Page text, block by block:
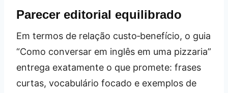
Parecer editorial equilibrado
Em termos de relação custo‑benefício, o guia
“Como conversar em inglês em uma pizzaria”
entrega exatamente o que promete: frases
curtas, vocabulário focado e exemplos de